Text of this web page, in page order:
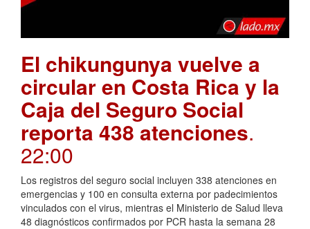
El chikungunya vuelve a
circular en Costa Rica y la
Caja del Seguro Social
reporta 438 atenciones.
22:00
Los registros del seguro social incluyen 338 atenciones en
emergencias y 100 en consulta externa por padecimientos
vinculados con el virus, mientras el Ministerio de Salud lleva
48 diagnósticos confirmados por PCR hasta la semana 28